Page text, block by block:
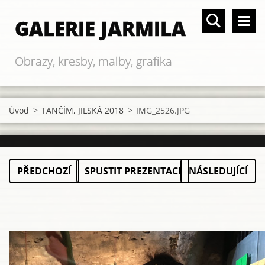
GALERIE JARMILA
Obrazy, kresby, malby, grafika
Úvod > TANČÍM, JILSKÁ 2018 > IMG_2526.JPG
PŘEDCHOZÍ SPUSTIT PREZENTACI NÁSLEDUJÍCÍ